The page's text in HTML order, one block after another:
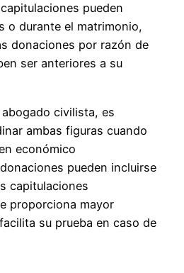
pueden
o durante el matrimonio,
donaciones por razón de
ser anteriores a su
civilista, es
ambas figuras cuando
económico
pueden incluirse
capitulaciones
proporciona mayor
su prueba en caso de